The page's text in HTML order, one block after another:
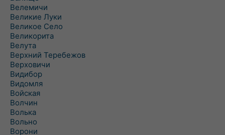
Велемичи
Великие Луки
Великое Село
Великорита
Велута
Верхний Теребежов
Верховичи
Видибор
Видомля
Войская
Волчин
Волька
Вольно
Ворони